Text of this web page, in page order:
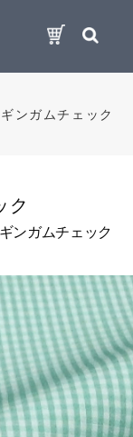
ンガムチェック
ク
ンガムチェック